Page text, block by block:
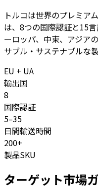
トルコは世界のプレミア
は、8つの国際認証と15
ーロッパ、中東、アジア
サブル・サステナブルな
EU + UA
輸出国
8
国際認証
5–35
日間輸送時間
200+
製品SKU
ターゲット市場